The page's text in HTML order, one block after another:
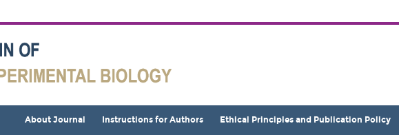
About Journal Instructions for Authors Ethical Principles and Publication Policy